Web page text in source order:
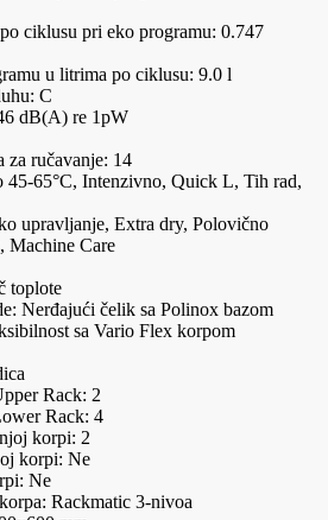
ciklusu pri eko programu: 0.747
u litrima po ciklusu: 9.0 l
C
dB(A) re 1pW
za ručavanje: 14
45-65°C, Intenzivno, Quick L, Tih rad,
upravljanje, Extra dry, Polovično
Machine Care
toplote
Nerđajući čelik sa Polinox bazom
sa Vario Flex korpom
Rack: 2
Rack: 4
korpi: 2
korpi: Ne
Ne
Rackmatic 3-nivoa